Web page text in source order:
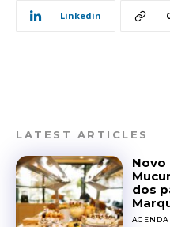
Linkedin
LATEST ARTICLES
Novo
dos
AGENDA